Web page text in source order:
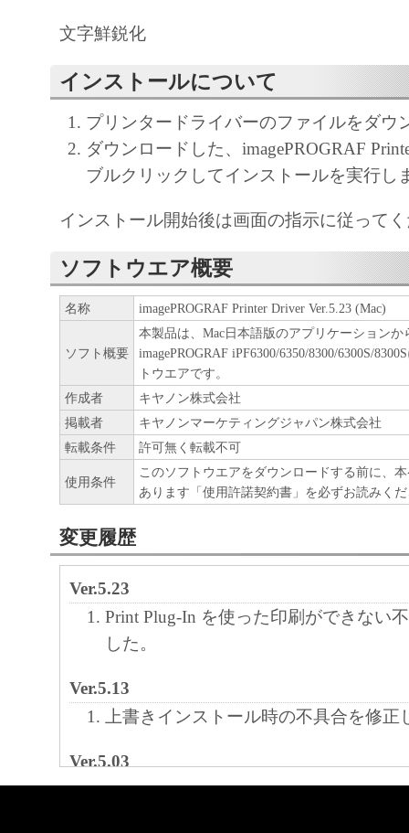
ア」をコンピュータの記憶媒体上にインス
と、またはコンピュータにおいて表示する
すること、読み出すこと、もしくは実行す
も含むものとします）することができます
た、お客様が「プリンタ」を使用すること
様のイントラネット内のユーザ（以下「指
を使用させることができます。その場合、
かる「指定ユーザ」を本契約の条件に従わ
き、すべての責任を負っていただくものと
(2) お客様は、再使用許諾、譲渡、頒布、
により、第三者に「本ソフトウエア」を使
させることはできません。
(3) お客様は、「本ソフトウエア」の全部
正、改変、リバース・エンジニアリング、
たは逆アセンブル等することはできません
このような行為をさせてはなりません。
(4) 本契約に明示的に定める場合を除き、
フトウエア」に関する知的財産権のいかな
に付与するものではありません。
２．所有権
「本ソフトウエア」及びその複製物に係る
は、その内容によりキヤノンまたはキヤノ
３．保証
文字鮮鋭化
インストールについて
プリンタードライバーのファイルをダウ
ダウンロードした、imagePROGRAF
ブルクリックしてインストールを実行し
インストール開始後は画面の指示に従って
ソフトウエア概要
名称 imagePROGRAF Printer Driver Ver.5.23 (Mac)
ソフト概要
本製品は、Mac日本語版のアプリケーションか
imagePROGRAF iPF6300/6350/8300/6300S/
トウエアです。
作成者
キヤノン株式会社
掲載者
キヤノンマーケティングジャパン株式会社
転載条件
許可無く転載不可
使用条件
このソフトウエアをダウンロードする前に、
あります「使用許諾契約書」を必ずお読みく
変更履歴
Ver.5.23
Print Plug-In を使った印刷ができない
した。
Ver.5.13
上書きインストール時の不具合を修正
Ver.5.03
サポートOSにmacOS Mojave (10.14)